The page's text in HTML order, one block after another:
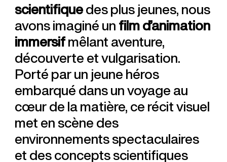
scientifiquedes plus jeunes, nous
avons imaginé un film d’animation
immersifmêlant aventure,
découverte et vulgarisation.
Porté par un jeune héros
embarqué dans un voyage au
cœur de la matière, ce récit visuel
met en scène des
environnements spectaculaires
et des concepts scientifiques